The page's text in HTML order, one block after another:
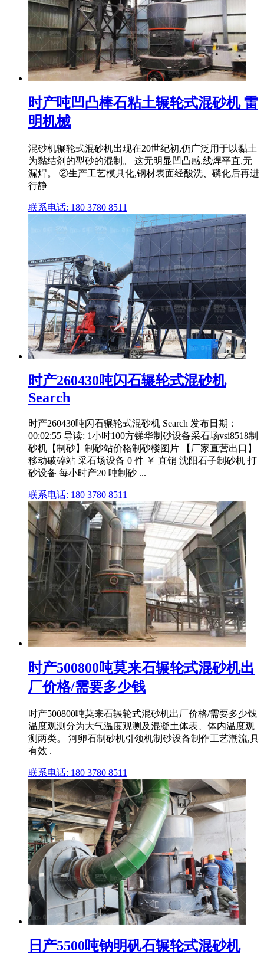
时产吨凹凸棒石粘土辗轮式混砂机 雷
明机械
混砂机辗轮式混砂机出现在20世纪初,仍广泛用于以黏土
为黏结剂的型砂的混制。 这无明显凹凸感,线焊平直,无
漏焊。 ②生产工艺模具化,钢材表面经酸洗、磷化后再进
行静
联系电话: 180 3780 8511
时产260430吨闪石辗轮式混砂机
Search
时产260430吨闪石辗轮式混砂机 Search 发布日期：
00:02:55 导读: 1小时100方锑华制砂设备采石场vsi8518制
砂机【制砂】制砂站价格制砂楼图片 【厂家直营出口】
移动破碎站 采石场设备 0 件 ￥ 直销 沈阳石子制砂机 打
砂设备 每小时产20 吨制砂 ...
联系电话: 180 3780 8511
时产500800吨莫来石辗轮式混砂机出
厂价格/需要多少钱
时产500800吨莫来石辗轮式混砂机出厂价格/需要多少钱
温度观测分为大气温度观测及混凝土体表、体内温度观
测两类。 河卵石制砂机引领机制砂设备制作工艺潮流,具
有效 .
联系电话: 180 3780 8511
日产5500吨钠明矾石辗轮式混砂机